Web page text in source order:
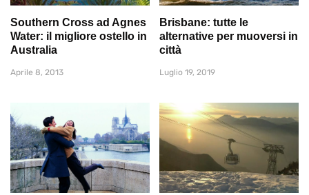
Southern Cross ad Agnes
Water: il migliore ostello in
Australia
Aprile 8, 2013
Brisbane: tutte le
alternative per muoversi in
città
Luglio 19, 2019